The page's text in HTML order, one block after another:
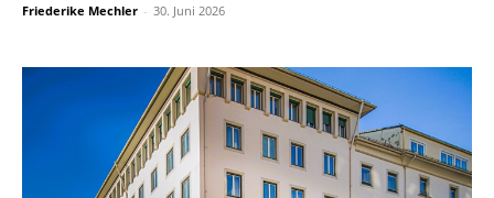
Friederike Mechler - 30. Juni 2026